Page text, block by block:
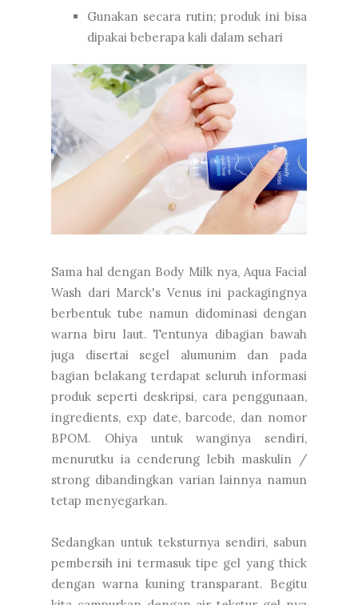
Gunakan secara rutin; produk ini bisa
dipakai beberapa kali dalam sehari
Sama hal dengan Body Milk nya, Aqua Facial
Wash dari Marck's Venus ini packagingnya
berbentuk tube namun didominasi dengan
warna biru laut. Tentunya dibagian bawah
juga disertai segel alumunim dan pada
bagian belakang terdapat seluruh informasi
produk seperti deskripsi, cara penggunaan,
ingredients, exp date, barcode, dan nomor
BPOM. Ohiya untuk wanginya sendiri,
menurutku ia cenderung lebih maskulin /
strong dibandingkan varian lainnya namun
tetap menyegarkan.
Sedangkan untuk teksturnya sendiri, sabun
pembersih ini termasuk tipe gel yang thick
dengan warna kuning transparant. Begitu